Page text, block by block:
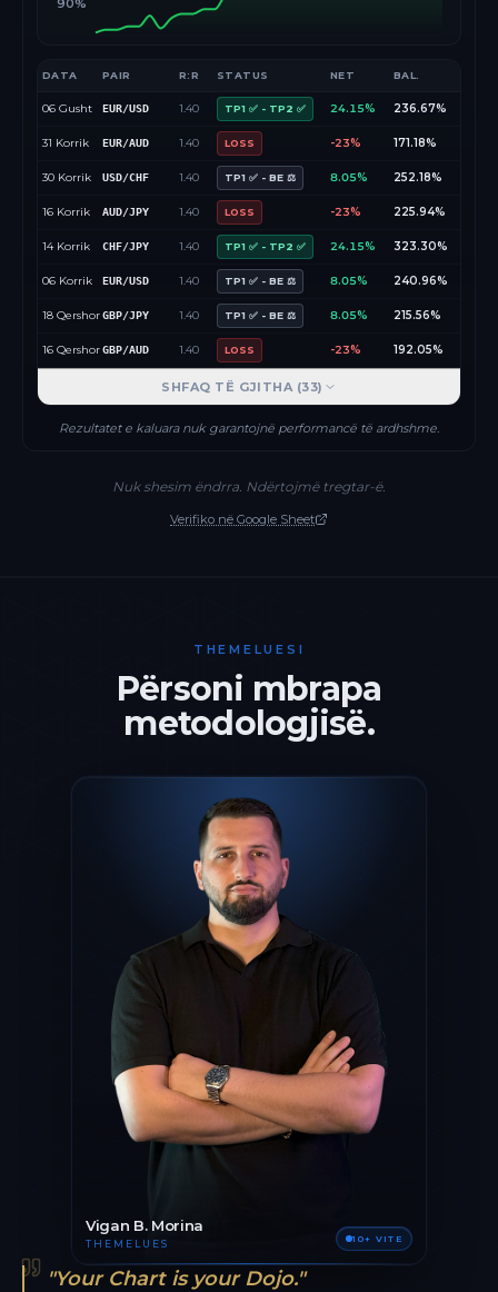
90%
DATA PAIR R:R STATUS NET BAL.
06 Gusht EUR/USD 1.40 TP1 ✅ - TP2 ✅ 24.15% 236.67%
31 Korrik EUR/AUD 1.40 LOSS -23% 171.18%
30 Korrik USD/CHF 1.40 TP1 ✅ - BE ⚖️ 8.05% 252.18%
16 Korrik AUD/JPY 1.40 LOSS -23% 225.94%
14 Korrik CHF/JPY 1.40 TP1 ✅ - TP2 ✅ 24.15% 323.30%
06 Korrik EUR/USD 1.40 TP1 ✅ - BE ⚖️ 8.05% 240.96%
18 QershorGBP/JPY 1.40 TP1 ✅ - BE ⚖️ 8.05% 215.56%
16 QershorGBP/AUD 1.40 LOSS -23% 192.05%
SHFAQ TË GJITHA (33)
Rezultatet e kaluara nuk garantojnë performancë të ardhshme.
Nuk shesim ëndrra. Ndërtojmë tregtar-ë.
Verifiko në Google Sheet
THEMELUESI
Përsoni mbrapa
metodologjisë.
Vigan B. Morina
THEMELUES 10+ VITE
"Your Chart is your Dojo."